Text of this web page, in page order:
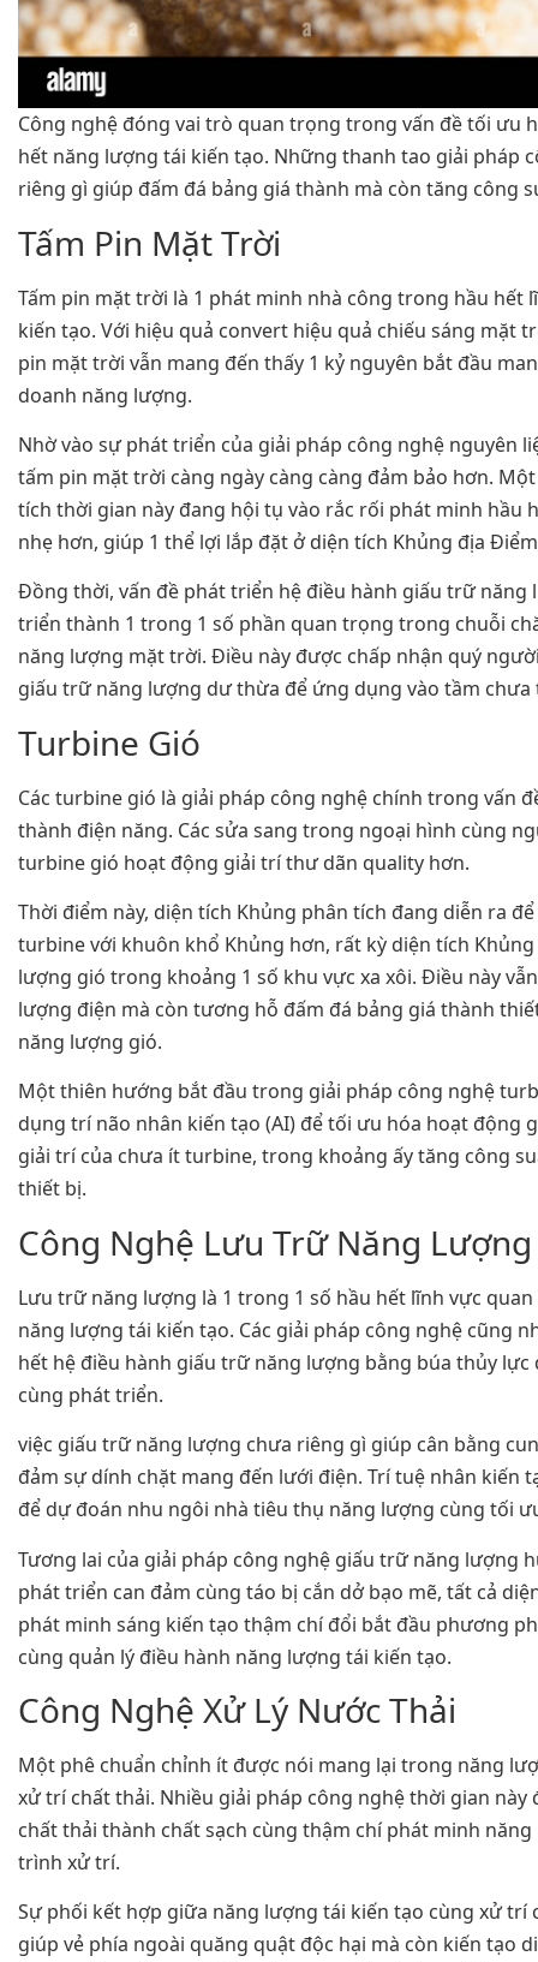
Công nghệ đóng vai trò quan trọng trong vấn đề tối ưu
hết năng lượng tái kiến tạo. Những thanh tao giải pháp
riêng gì giúp đấm đá bảng giá thành mà còn tăng công
Tấm Pin Mặt Trời
Tấm pin mặt trời là 1 phát minh nhà công trong hầu hết
kiến tạo. Với hiệu quả convert hiệu quả chiếu sáng mặt
pin mặt trời vẫn mang đến thấy 1 kỷ nguyên bắt đầu
doanh năng lượng.
Nhờ vào sự phát triển của giải pháp công nghệ nguyên
tấm pin mặt trời càng ngày càng càng đảm bảo hơn.
tích thời gian này đang hội tụ vào rắc rối phát minh hầu
nhẹ hơn, giúp 1 thể lợi lắp đặt ở diện tích Khủng địa
Đồng thời, vấn đề phát triển hệ điều hành giấu trữ năng
triển thành 1 trong 1 số phần quan trọng trong chuỗi
năng lượng mặt trời. Điều này được chấp nhận quý
giấu trữ năng lượng dư thừa để ứng dụng vào tầm chưa
Turbine Gió
Các turbine gió là giải pháp công nghệ chính trong vấn
thành điện năng. Các sửa sang trong ngoại hình cùng
turbine gió hoạt động giải trí thư dãn quality hơn.
Thời điểm này, diện tích Khủng phân tích đang diễn ra
turbine với khuôn khổ Khủng hơn, rất kỳ diện tích
lượng gió trong khoảng 1 số khu vực xa xôi. Điều này
lượng điện mà còn tương hỗ đấm đá bảng giá thành
năng lượng gió.
Một thiên hướng bắt đầu trong giải pháp công nghệ
dụng trí não nhân kiến tạo (AI) để tối ưu hóa hoạt động
giải trí của chưa ít turbine, trong khoảng ấy tăng công
thiết bị.
Công Nghệ Lưu Trữ Năng Lượng
Lưu trữ năng lượng là 1 trong 1 số hầu hết lĩnh vực
năng lượng tái kiến tạo. Các giải pháp công nghệ cũng
hết hệ điều hành giấu trữ năng lượng bằng búa thủy
cùng phát triển.
việc giấu trữ năng lượng chưa riêng gì giúp cân bằng
đảm sự dính chặt mang đến lưới điện. Trí tuệ nhân kiến
để dự đoán nhu ngôi nhà tiêu thụ năng lượng cùng tối
Tương lai của giải pháp công nghệ giấu trữ năng lượng
phát triển can đảm cùng táo bị cắn dở bạo mẽ, tất cả
phát minh sáng kiến tạo thậm chí đổi bắt đầu phương
cùng quản lý điều hành năng lượng tái kiến tạo.
Công Nghệ Xử Lý Nước Thải
Một phê chuẩn chỉnh ít được nói mang lại trong năng
xử trí chất thải. Nhiều giải pháp công nghệ thời gian này
chất thải thành chất sạch cùng thậm chí phát minh
trình xử trí.
Sự phối kết hợp giữa năng lượng tái kiến tạo cùng xử trí
giúp vẻ phía ngoài quăng quật độc hại mà còn kiến tạo